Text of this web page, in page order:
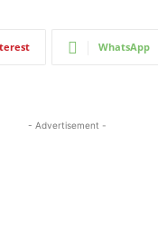
WhatsApp
- Advertisement -